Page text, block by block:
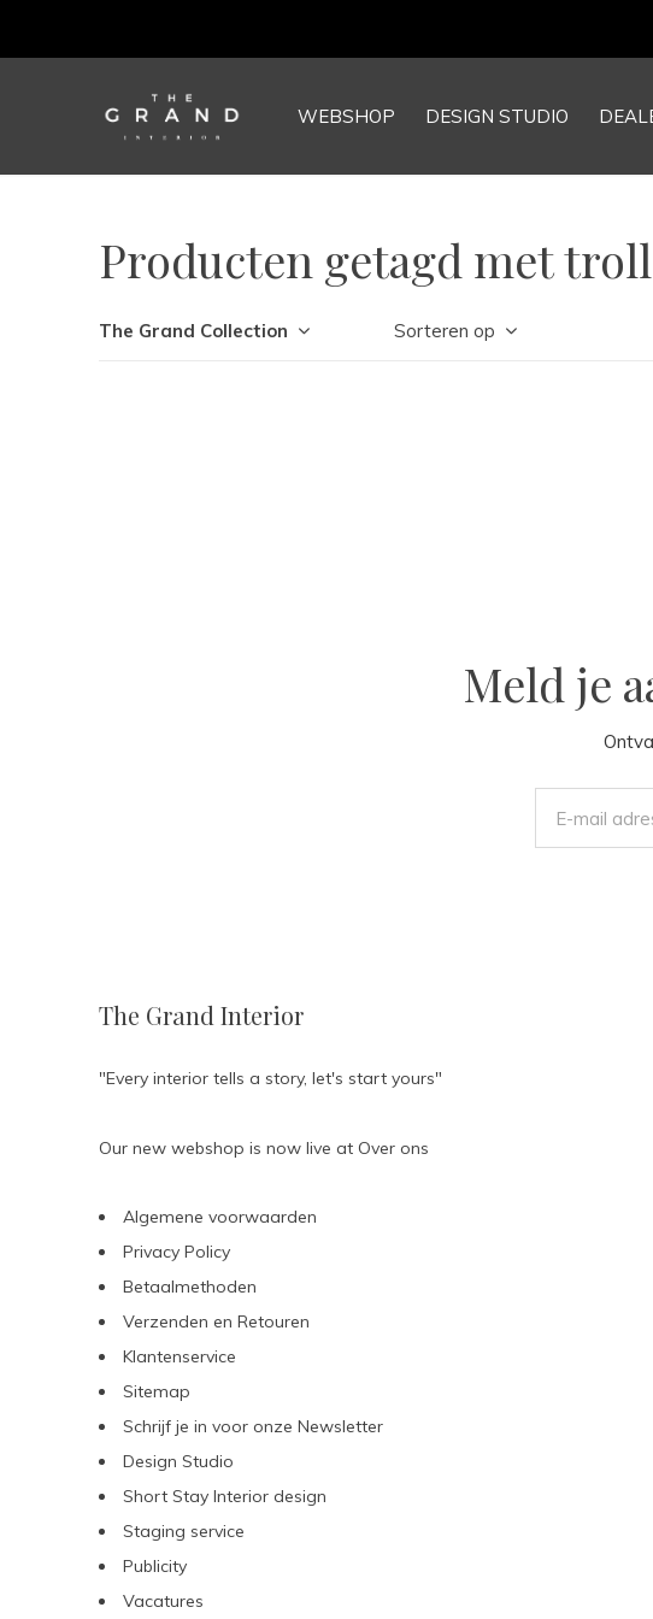
WEBSHOP DESIGN STUDIO
Producten getagd met
The Grand Collection Sorteren op
Meld je
The Grand Interior
"Every interior tells a story, let's start yours"
Our new webshop is now live at Over ons
Algemene voorwaarden
Privacy Policy
Betaalmethoden
Verzenden en Retouren
Klantenservice
Sitemap
Schrijf je in voor onze Newsletter
Design Studio
Short Stay Interior design
Staging service
Publicity
Vacatures